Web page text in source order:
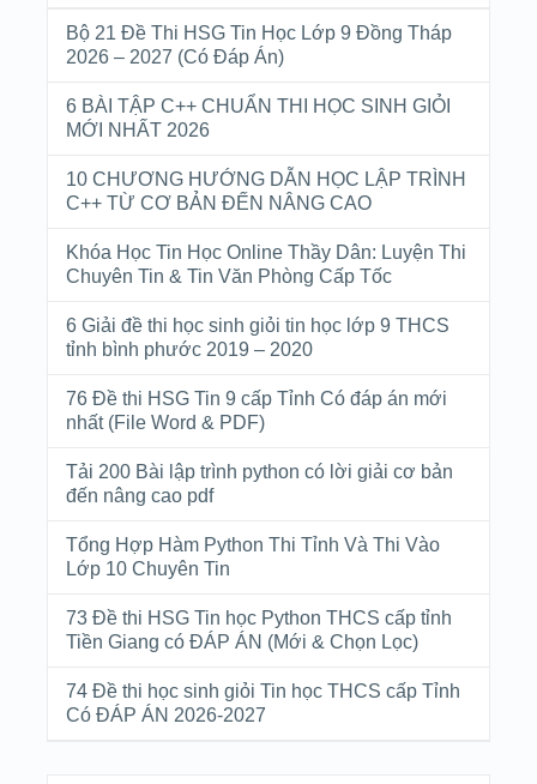
Bộ 21 Đề Thi HSG Tin Học Lớp 9 Đồng Tháp
2026 – 2027 (Có Đáp Án)
6 BÀI TẬP C++ CHUẨN THI HỌC SINH GIỎI
MỚI NHẤT 2026
10 CHƯƠNG HƯỚNG DẪN HỌC LẬP TRÌNH
C++ TỪ CƠ BẢN ĐẾN NÂNG CAO
Khóa Học Tin Học Online Thầy Dân: Luyện Thi
Chuyên Tin & Tin Văn Phòng Cấp Tốc
6 Giải đề thi học sinh giỏi tin học lớp 9 THCS
tỉnh bình phước 2019 – 2020
76 Đề thi HSG Tin 9 cấp Tỉnh Có đáp án mới
nhất (File Word & PDF)
Tải 200 Bài lập trình python có lời giải cơ bản
đến nâng cao pdf
Tổng Hợp Hàm Python Thi Tỉnh Và Thi Vào
Lớp 10 Chuyên Tin
73 Đề thi HSG Tin học Python THCS cấp tỉnh
Tiền Giang có ĐÁP ÁN (Mới & Chọn Lọc)
74 Đề thi học sinh giỏi Tin học THCS cấp Tỉnh
Có ĐÁP ÁN 2026-2027